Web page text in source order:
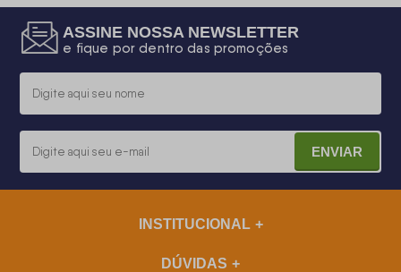
ASSINE NOSSA NEWSLETTER
e fique por dentro das promoções
ENVIAR
INSTITUCIONAL
DÚVIDAS